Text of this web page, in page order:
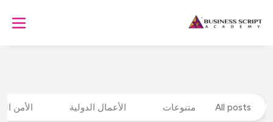
All posts متنوعات الأعمال الدولية الأمن